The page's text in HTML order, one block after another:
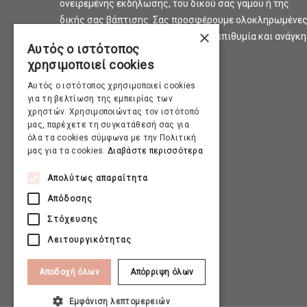
ονειρεμένης εκδήλωσης, του δικού σας γάμου ή της
δικής σας βάπτισης. Σας προσφέρουμε ολοκληρωμένες
προτάσεις και λύσεις για κάθε σας επιθυμία και ανάγκη.
×
Αυτός ο ιστότοπος
χρησιμοποιεί cookies
Αυτός ο ιστότοπος χρησιμοποιεί cookies
για τη βελτίωση της εμπειρίας των
χρηστών. Χρησιμοποιώντας τον ιστότοπό
μας, παρέχετε τη συγκατάθεσή σας για
όλα τα cookies σύμφωνα με την Πολιτική
μας για τα cookies. Διαβάστε περισσότερα
Απολύτως απαραίτητα
Απόδοσης
Στόχευσης
Λειτουργικότητας
Αποδοχή όλων Απόρριψη όλων
Εμφάνιση λεπτομερειών